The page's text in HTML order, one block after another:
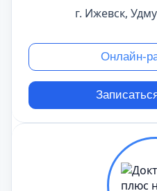
г. Ижевск,
Онлайн-